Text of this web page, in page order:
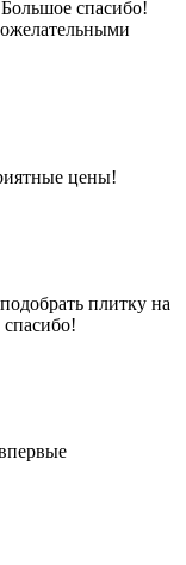
спасибо!
цены!
плитку на